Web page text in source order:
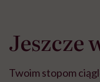
Jeszcze
Twoim stopom